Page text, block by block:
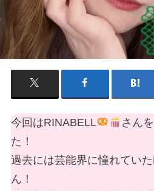
今回はRINABELL
さん
た！
過去には芸能界に憧れてい
ん！